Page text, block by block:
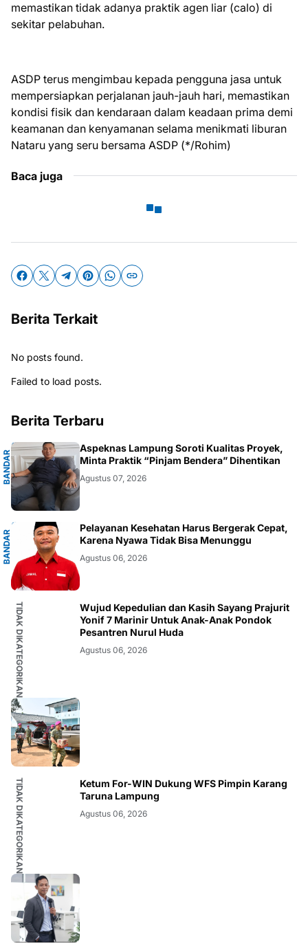
memastikan tidak adanya praktik agen liar (calo) di
sekitar pelabuhan.
ASDP terus mengimbau kepada pengguna jasa untuk
mempersiapkan perjalanan jauh-jauh hari, memastikan
kondisi fisik dan kendaraan dalam keadaan prima demi
keamanan dan kenyamanan selama menikmati liburan
Nataru yang seru bersama ASDP (*/Rohim)
Baca juga
Berita Terkait
No posts found.
Failed to load posts.
Berita Terbaru
B
A
N
D
A
R
L
A
M
P
U
NG
Aspeknas Lampung Soroti Kualitas Proyek,
Minta Praktik “Pinjam Bendera” Dihentikan
Agustus 07, 2026
B
A
N
D
A
R
L
A
M
P
U
N
Pelayanan Kesehatan Harus Bergerak Cepat,
Karena Nyawa Tidak Bisa Menunggu
Agustus 06, 2026
TIDAK DIKATEGORIKAN
Wujud Kepedulian dan Kasih Sayang Prajurit
Yonif 7 Marinir Untuk Anak-Anak Pondok
Pesantren Nurul Huda
Agustus 06, 2026
TIDAK DIKATEGORIKAN
Ketum For-WIN Dukung WFS Pimpin Karang
Taruna Lampung
Agustus 06, 2026